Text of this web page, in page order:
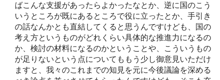
ばこんな支援があったらよかったなとか、逆に国のこう
いうところが既にあるところで役に立ったとか、手引き
の話なんかとも直結してくると思うんですけども、国の
考え方というものがどれくらい具体的な推進力になるの
か、検討の材料になるのかということや、こういうもの
が足りないという点についてももう少し御意見いただけ
ますと、我々のこれまでの知見を元に今後議論を深める